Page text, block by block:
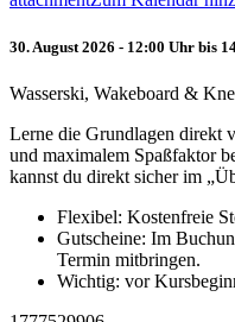
30. August 2026 - 12:00 Uhr bis
Wasserski, Wakeboard &
Lerne die Grundlagen direkt
und maximalem Spaßfaktor
kannst du direkt sicher im
Flexibel: Kostenfreie
Gutscheine: Im
Termin mitbringen.
Wichtig: vor